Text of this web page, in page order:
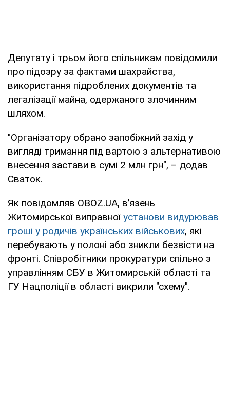
Депутату і трьом його спільникам повідомили
про підозру за фактами шахрайства,
використання підроблених документів та
легалізації майна, одержаного злочинним
шляхом.
"Організатору обрано запобіжний захід у
вигляді тримання під вартою з альтернативою
внесення застави в сумі 2 млн грн", – додав
Сваток.
Як повідомляв OBOZ.UA, в’язень
Житомирської виправноїустанови видурював
гроші у родичів українських військових, які
перебувають у полоні або зникли безвісти на
фронті. Співробітники прокуратури спільно з
управлінням СБУ в Житомирській області та
ГУ Нацполіції в області викрили "схему".